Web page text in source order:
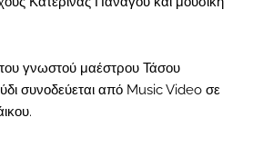
γνωστού μαέστρου Τάσου
συνοδεύεται από Music Video σε